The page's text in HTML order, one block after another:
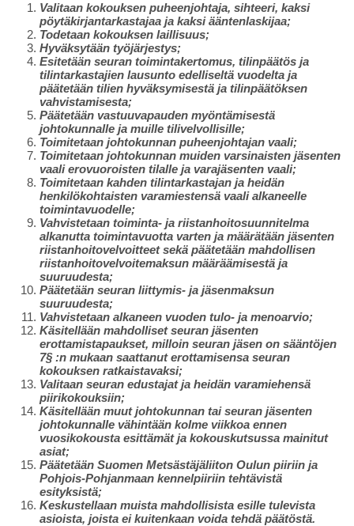
Valitaan kokouksen puheenjohtaja, sihteeri, kaksi
pöytäkirjantarkastajaa ja kaksi ääntenlaskijaa;
Todetaan kokouksen laillisuus;
Hyväksytään työjärjestys;
Esitetään seuran toimintakertomus, tilinpäätös ja
tilintarkastajien lausunto edelliseltä vuodelta ja
päätetään tilien hyväksymisestä ja tilinpäätöksen
vahvistamisesta;
Päätetään vastuuvapauden myöntämisestä
johtokunnalle ja muille tilivelvollisille;
Toimitetaan johtokunnan puheenjohtajan vaali;
Toimitetaan johtokunnan muiden varsinaisten jäsenten
vaali erovuoroisten tilalle ja varajäsenten vaali;
Toimitetaan kahden tilintarkastajan ja heidän
henkilökohtaisten varamiestensä vaali alkaneelle
toimintavuodelle;
Vahvistetaan toiminta- ja riistanhoitosuunnitelma
alkanutta toimintavuotta varten ja määrätään jäsenten
riistanhoitovelvoitteet sekä päätetään mahdollisen
riistanhoitovelvoitemaksun määräämisestä ja
suuruudesta;
Päätetään seuran liittymis- ja jäsenmaksun
suuruudesta;
Vahvistetaan alkaneen vuoden tulo- ja menoarvio;
Käsitellään mahdolliset seuran jäsenten
erottamistapaukset, milloin seuran jäsen on sääntöjen
7§ :n mukaan saattanut erottamisensa seuran
kokouksen ratkaistavaksi;
Valitaan seuran edustajat ja heidän varamiehensä
piirikokouksiin;
Käsitellään muut johtokunnan tai seuran jäsenten
johtokunnalle vähintään kolme viikkoa ennen
vuosikokousta esittämät ja kokouskutsussa mainitut
asiat;
Päätetään Suomen Metsästäjäliiton Oulun piiriin ja
Pohjois-Pohjanmaan kennelpiiriin tehtävistä
esityksistä;
Keskustellaan muista mahdollisista esille tulevista
asioista, joista ei kuitenkaan voida tehdä päätöstä.